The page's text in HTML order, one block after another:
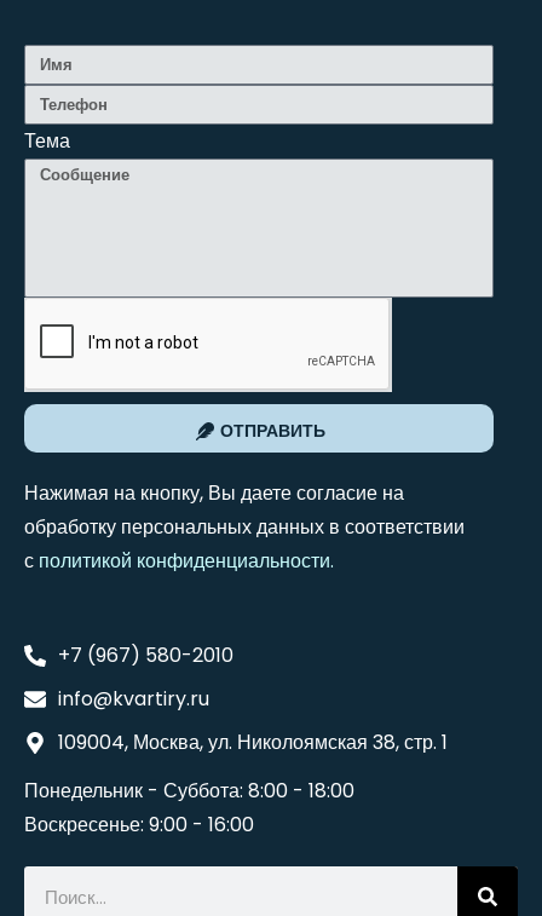
Тема
ОТПРАВИТЬ
Нажимая на кнопку, Вы даете согласие на
обработку персональных данных в соответствии
с политикой конфиденциальности.
+7 (967) 580-2010
info@kvartiry.ru
109004, Москва, ул. Николоямская 38, стр. 1
Понедельник - Суббота: 8:00 - 18:00
Воскресенье: 9:00 - 16:00